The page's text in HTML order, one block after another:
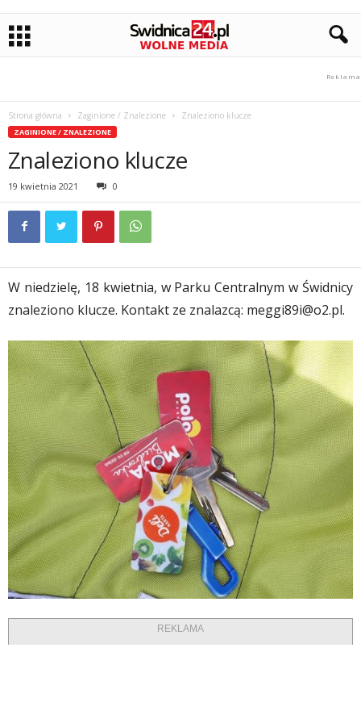
Strona główna Zaginione / Znalezione Znaleziono klucze
ZAGINIONE / ZNALEZIONE
Znaleziono klucze
19 kwietnia 2021 0
W niedzielę, 18 kwietnia, w Parku Centralnym w Świdnicy
znaleziono klucze. Kontakt ze znalazcą: meggi89i@o2.pl.
REKLAMA